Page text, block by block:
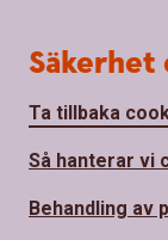
Ta tillbaka
Så hanterar vi
Behandling av